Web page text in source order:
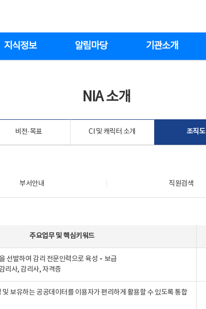
지식정보 알림마당 기관소개
NIA 소개
비전·목표 CI 및 캐릭터 소개 조직도
부서안내 직원검색
주요업무및핵심키워드
선발하여 감리 전문인력으로 육성‧보급
리사, 감리사, 자격증
및 보유하는 공공데이터를 이용자가 편리하게 활용할 수 있도록 통합